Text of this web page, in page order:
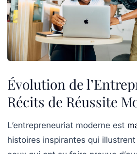
Évolution de
Récits de Réussite
L’entrepreneuriat moderne est
histoires inspirantes qui